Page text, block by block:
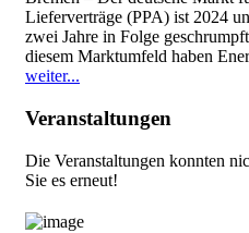
Lieferverträge (PPA) ist 2024
zwei Jahre in Folge
diesem Marktumfeld haben
weiter...
Veranstaltungen
Die Veranstaltungen konnten
Sie es erneut!